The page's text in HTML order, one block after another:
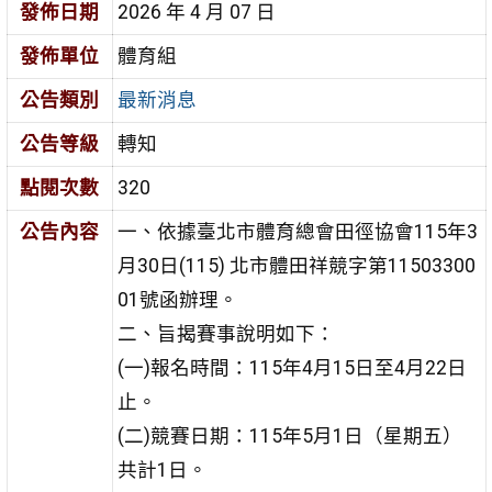
發佈日期
2026 年 4 月 07 日
發佈單位
體育組
公告類別
最新消息
公告等級
轉知
點閱次數
320
公告內容
一、依據臺北市體育總會田徑協會115年3
月30日(115) 北市體田祥競字第11503300
01號函辦理。
二、旨揭賽事說明如下：
(一)報名時間：115年4月15日至4月22日
止。
(二)競賽日期：115年5月1日（星期五）
共計1日。